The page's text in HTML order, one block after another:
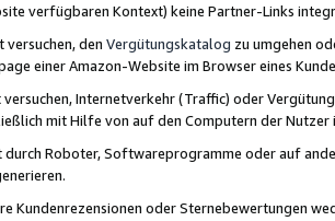
verfügbaren Kontext) keine Partner-Links
versuchen, den Vergütungskatalog zu umgehen
einer Amazon-Website im Browser eines
versuchen, Internetverkehr (Traffic) oder
mit Hilfe von auf den Computern der
durch Roboter, Softwareprogramme oder auf
Kundenrezensionen oder Sternebewertungen